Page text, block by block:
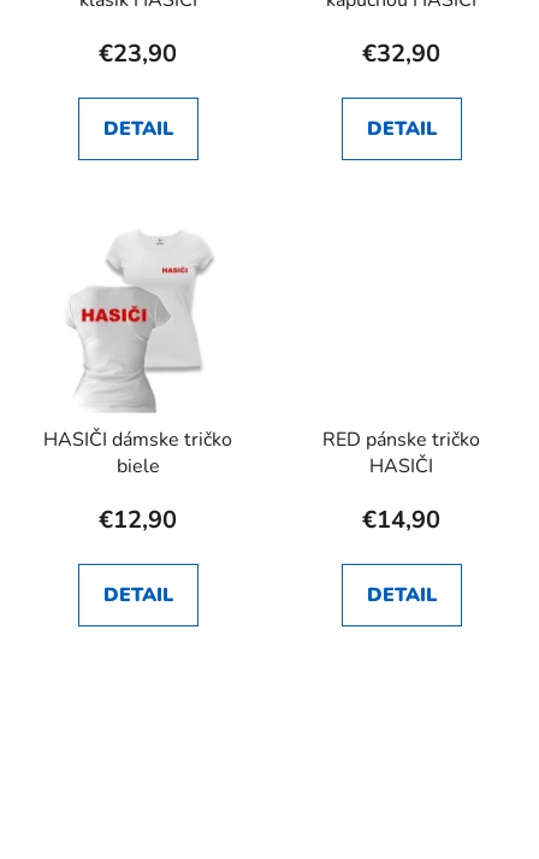
€23,90
DETAIL
€32,90
DETAIL
HASIČI dámske tričko
biele
€12,90
DETAIL
RED pánske tričko
HASIČI
€14,90
DETAIL